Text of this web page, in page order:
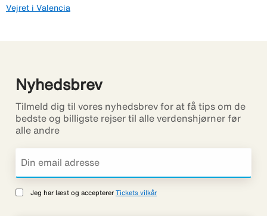
Vejret i Valencia
Nyhedsbrev
Tilmeld dig til vores nyhedsbrev for at få tips om de
bedste og billigste rejser til alle verdenshjørner før
alle andre
Jeg har læst og accepterer Tickets vilkår